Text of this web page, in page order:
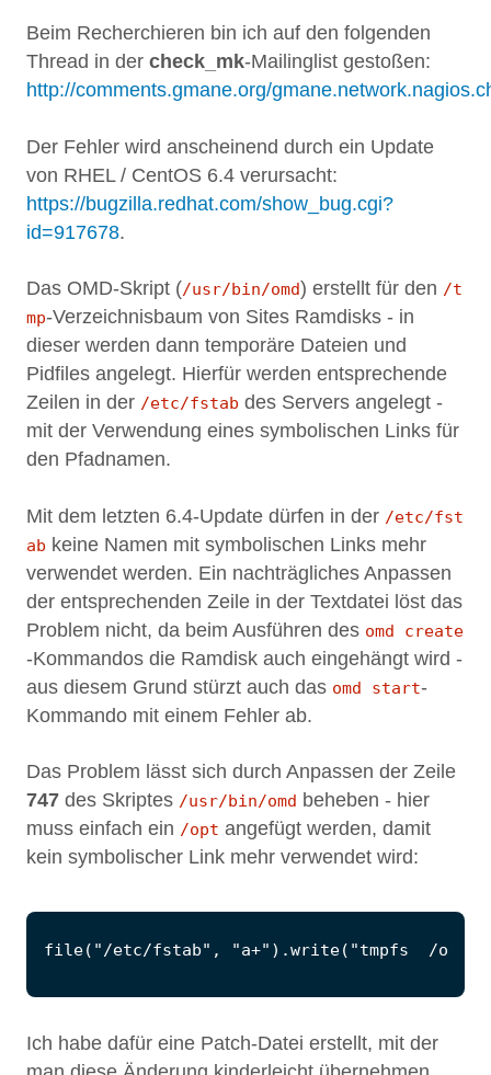
Beim Recherchieren bin ich auf den folgenden
Thread in der check_mk-Mailinglist gestoßen:
http://comments.gmane.org/
Der Fehler wird anscheinend durch ein Update
von RHEL / CentOS 6.4 verursacht:
https://bugzilla.redhat.com/show_bug.cgi?
id=917678.
Das OMD-Skript (/usr/bin/omd) erstellt für den /t
mp-Verzeichnisbaum von Sites Ramdisks - in
dieser werden dann temporäre Dateien und
Pidfiles angelegt. Hierfür werden entsprechende
Zeilen in der /etc/fstab des Servers angelegt -
mit der Verwendung eines symbolischen Links für
den Pfadnamen.
Mit dem letzten 6.4-Update dürfen in der /etc/fst
ab keine Namen mit symbolischen Links mehr
verwendet werden. Ein nachträgliches Anpassen
der entsprechenden Zeile in der Textdatei löst das
Problem nicht, da beim Ausführen des omd create
-Kommandos die Ramdisk auch eingehängt wird -
aus diesem Grund stürzt auch das omd start-
Kommando mit einem Fehler ab.
Das Problem lässt sich durch Anpassen der Zeile
747 des Skriptes /usr/bin/omd beheben - hier
muss einfach ein /opt angefügt werden, damit
kein symbolischer Link mehr verwendet wird:
Ich habe dafür eine Patch-Datei erstellt, mit der